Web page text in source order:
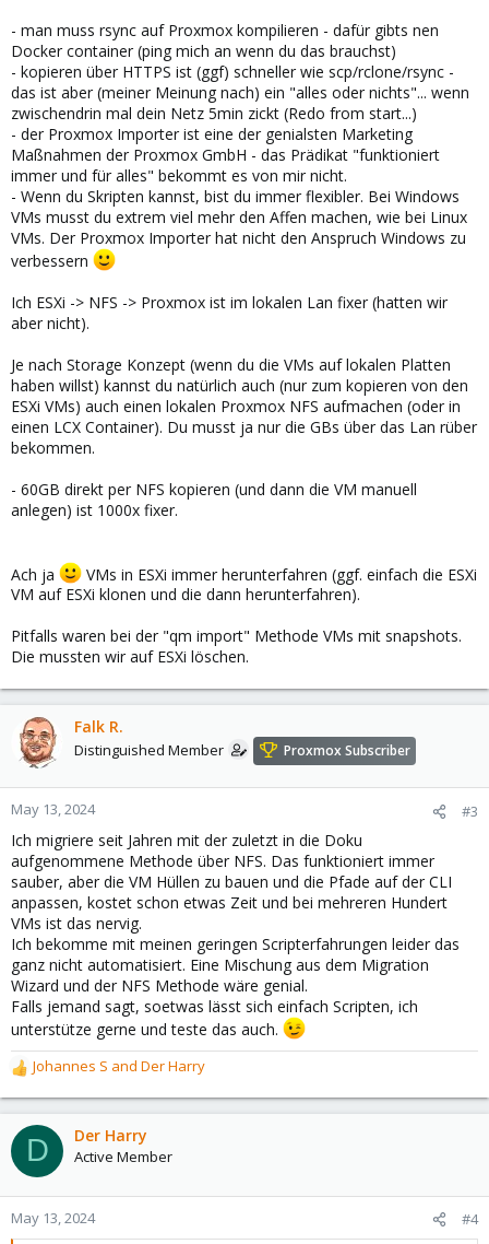
- man muss rsync auf Proxmox kompilieren - dafür gibts nen
Docker container (ping mich an wenn du das brauchst)
- kopieren über HTTPS ist (ggf) schneller wie scp/rclone/rsync -
das ist aber (meiner Meinung nach) ein "alles oder nichts"... wenn
zwischendrin mal dein Netz 5min zickt (Redo from start...)
- der Proxmox Importer ist eine der genialsten Marketing
Maßnahmen der Proxmox GmbH - das Prädikat "funktioniert
immer und für alles" bekommt es von mir nicht.
- Wenn du Skripten kannst, bist du immer flexibler. Bei Windows
VMs musst du extrem viel mehr den Affen machen, wie bei Linux
VMs. Der Proxmox Importer hat nicht den Anspruch Windows zu
verbessern
Ich ESXi -> NFS -> Proxmox ist im lokalen Lan fixer (hatten wir
aber nicht).
Je nach Storage Konzept (wenn du die VMs auf lokalen Platten
haben willst) kannst du natürlich auch (nur zum kopieren von den
ESXi VMs) auch einen lokalen Proxmox NFS aufmachen (oder in
einen LCX Container). Du musst ja nur die GBs über das Lan rüber
bekommen.
- 60GB direkt per NFS kopieren (und dann die VM manuell
anlegen) ist 1000x fixer.
Ach ja
VMs in ESXi immer herunterfahren (ggf. einfach die ESXi
VM auf ESXi klonen und die dann herunterfahren).
Pitfalls waren bei der "qm import" Methode VMs mit snapshots.
Die mussten wir auf ESXi löschen.
Falk R.
Distinguished Member Proxmox Subscriber
May 13, 2024 #3
Ich migriere seit Jahren mit der zuletzt in die Doku
aufgenommene Methode über NFS. Das funktioniert immer
sauber, aber die VM Hüllen zu bauen und die Pfade auf der CLI
anpassen, kostet schon etwas Zeit und bei mehreren Hundert
VMs ist das nervig.
Ich bekomme mit meinen geringen Scripterfahrungen leider das
ganz nicht automatisiert. Eine Mischung aus dem Migration
Wizard und der NFS Methode wäre genial.
Falls jemand sagt, soetwas lässt sich einfach Scripten, ich
unterstütze gerne und teste das auch.
R
e
a
c
t
o
n
Johannes S and Der Harry
D Der Harry
Active Member
May 13, 2024 #4